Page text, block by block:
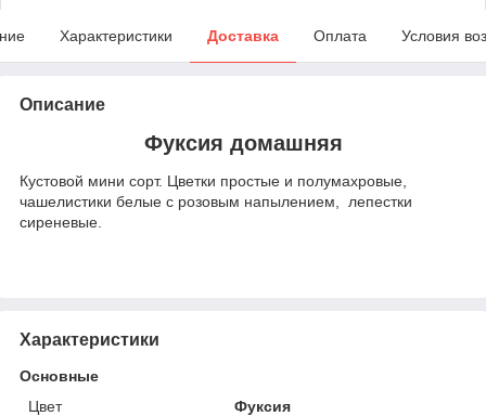
Характеристики Доставка Оплата Условия
Описание
Фуксия домашняя
Кустовой мини сорт. Цветки простые и полумахровые,
чашелистики белые с розовым напылением, лепестки
сиреневые.
Характеристики
Основные
Цвет
Фуксия